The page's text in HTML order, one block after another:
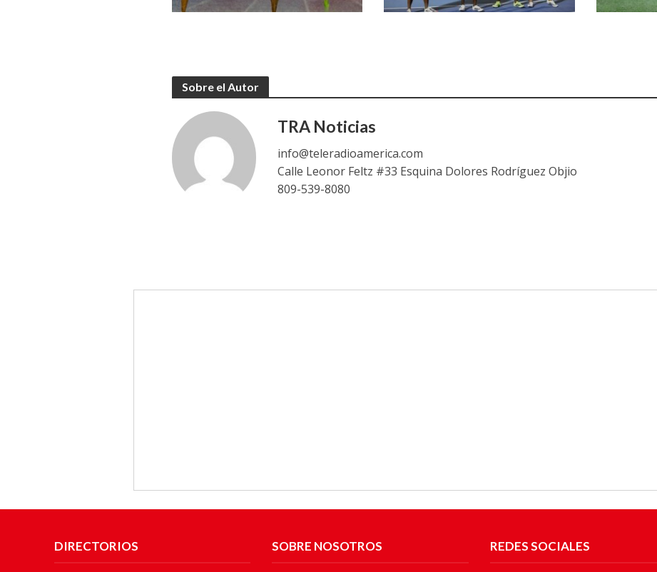
Sobre el Autor
TRA Noticias
info@teleradioamerica.com
Calle Leonor Feltz #33 Esquina Dolores Rodríguez Objio
809-539-8080
DIRECTORIOS SOBRE NOSOTROS REDES SOCIALES